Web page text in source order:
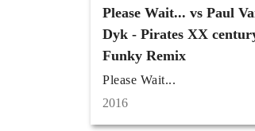
Please Wait... vs Paul
Dyk - Pirates XX
Funky Remix
Please Wait...
2016